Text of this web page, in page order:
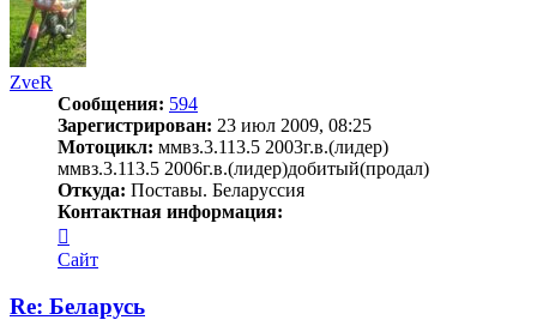
ZveR
Сообщения: 594
Зарегистрирован: 23 июл 2009, 08:25
Мотоцикл: ммвз.3.113.5 2003г.в.(лидер)
ммвз.3.113.5 2006г.в.(лидер)добитый(продал)
Откуда: Поставы. Беларуссия
Контактная информация:
информация
пользователя
Сайт
Re: Беларусь